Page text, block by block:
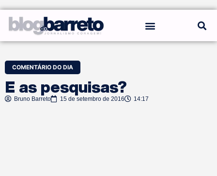
COMENTÁRIO DO DIA
E as pesquisas?
Bruno Barreto 15 de setembro de 2016 14:17